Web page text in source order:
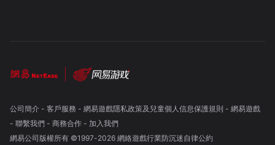
公司簡介- 客戶服務 - 網易遊戲隱私政策及兒童個人信息保護規則 - 網易遊戲
- 聯繫我們- 商務合作- 加入我們
網易公司版權所有 ©1997-2026 網絡遊戲行業防沉迷自律公約